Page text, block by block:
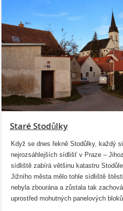
Staré Stodůlky
Když se dnes řekně Stodůlky, každý
nejrozsáhlejších sídlišť v Praze –
sídliště zabírá většinu katastru
Jižního města mělo tohle sídliště
nebyla zbourána a zůstala tak
uprostřed mohutných panelových